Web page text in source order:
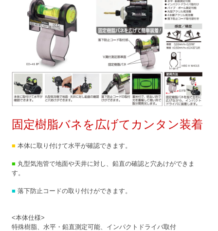
固定樹脂バネを広げてカンタン装着
■ 本体に取り付けて水平が確認できます。
■ 丸型気泡管で地面や天井に対し、鉛直の確認と穴あけができま
す。
■ 落下防止コードの取り付けができます。
<本体仕様>
特殊樹脂、水平・鉛直測定可能、インパクトドライバ取付